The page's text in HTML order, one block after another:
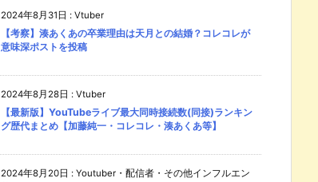
2024年8月31日 : Vtuber
【考察】湊あくあの卒業理由は天月との結婚？コレコレが
意味深ポストを投稿
2024年8月28日 : Vtuber
【最新版】YouTubeライブ最大同時接続数(同接)ランキン
グ歴代まとめ【加藤純一・コレコレ・湊あくあ等】
2024年8月20日 : Youtuber・配信者・その他インフルエン